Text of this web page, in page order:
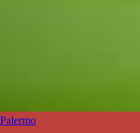
Palermo